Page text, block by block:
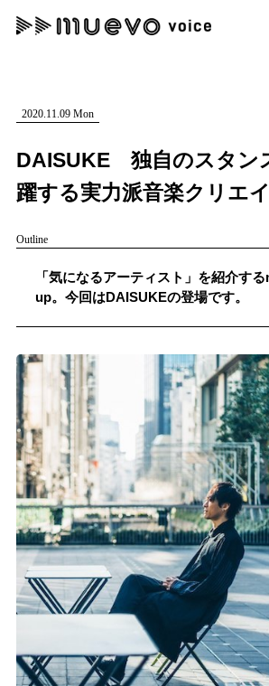
記事を検索する
人気ワード
#男性SSW #ポップス #女性SSW
#ヒップホップ #男性シンガーグループ
"読者の声を形にする”音楽特化メ
MENU
記事一覧
会社概要
お問い合わせ
記事リクエスト
ログイン
LINK
muevoクラウドファンディング
muevoコミュニティ
ぶいクラ！by muevo
ぶいコミュ！by muevo
2020.11.09 Mon
DAISUKE 独自のスタン
躍する実力派音楽クリエ
Outline
「気になるアーティスト」を紹介す
up。今回はDAISUKEの登場です。